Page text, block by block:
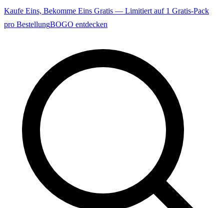
Kaufe Eins, Bekomme Eins Gratis — Limitiert auf 1 Gratis-Pack
pro BestellungBOGO entdecken